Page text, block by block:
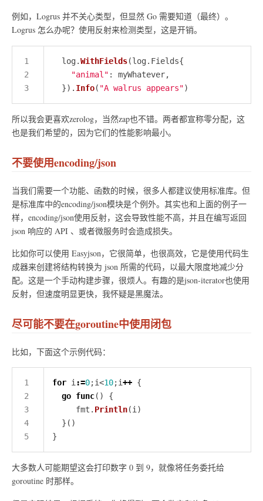
例如，Logrus 并不关心类型，但显然 Go 需要知道（最终）。
Logrus 怎么办呢？使用反射来检测类型，这是开销。
3
log.WithFields
"animal"
}). Info( "A walrus appears"
所以我会更喜欢zerolog，当然zap也不错。两者都宣称零分配，这
也是我们希望的，因为它们的性能影响最小。
不要使用encoding/json
当我们需要一个功能、函数的时候，很多人都建议使用标准库。但
是标准库中的encoding/json模块是个例外。其实也和上面的例子一
样，encoding/json使用反射，这会导致性能不高，并且在编写返回
json 响应的 API 、或者微服务时会造成损失。
比如你可以使用 Easyjson，它很简单，也很高效，它是使用代码生
成器来创建将结构转换为 json 所需的代码，以最大限度地减少分
配。这是一个手动构建步骤，很烦人。有趣的是json-iterator也使用
反射，但速度明显更快，我怀疑是黑魔法。
尽可能不要在goroutine中使用闭包
比如，下面这个示例代码：
1
2
3
4
5
for i:=0;i<10;i++
go func
fmt. Println
大多数人可能期望这会打印数字 0 到 9，就像将任务委托给
goroutine 时那样。